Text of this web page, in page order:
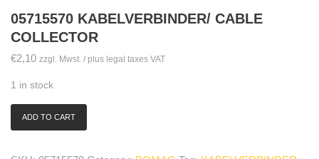
05715570 KABELVERBINDER/ CABLE
COLLECTOR
€2,10 zzgl. Mwst. / plus legal taxes VAT
1 in stock
05715570
ADD TO CART